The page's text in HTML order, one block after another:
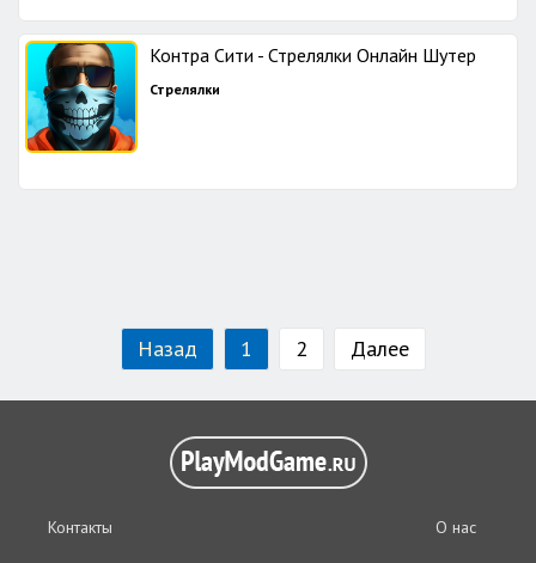
Контра Сити - Стрелялки Онлайн Шутер
Стрелялки
Назад 1 2 Далее
Контакты О нас